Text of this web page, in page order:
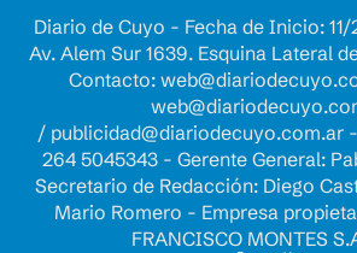
Diario de Cuyo - Fecha de Inicio:
Av. Alem Sur 1639. Esquina Lateral
Contacto:
/ publicidad@diariodecuyo.com.ar-
264 5045343 - Gerente General:
Secretario de Redacción: Diego
Mario Romero - Empresa
FRANCISCO MONTES